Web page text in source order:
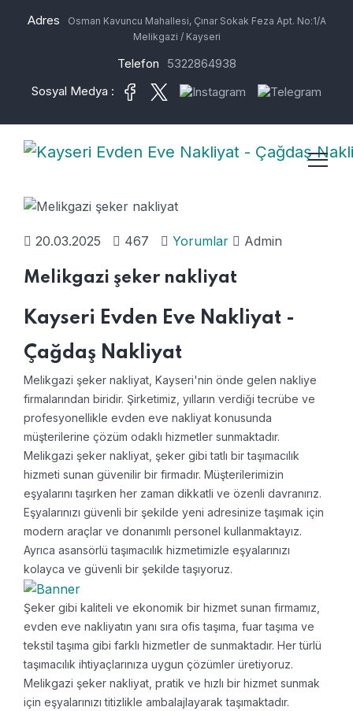
Adres
Osman Kavuncu Mahallesi, Çınar Sokak Feza Apt. No:1/A
Melikgazi / Kayseri
Telefon
5322864938
Sosyal Medya :
20.03.2025 467 Yorumlar Admin
Melikgazi şeker nakliyat
Kayseri Evden Eve Nakliyat -
Çağdaş Nakliyat
Melikgazi şeker nakliyat, Kayseri'nin önde gelen nakliye
firmalarından biridir. Şirketimiz, yılların verdiği tecrübe ve
profesyonellikle evden eve nakliyat konusunda
müşterilerine çözüm odaklı hizmetler sunmaktadır.
Melikgazi şeker nakliyat, şeker gibi tatlı bir taşımacılık
hizmeti sunan güvenilir bir firmadır. Müşterilerimizin
eşyalarını taşırken her zaman dikkatli ve özenli davranırız.
Eşyalarınızı güvenli bir şekilde yeni adresinize taşımak için
modern araçlar ve donanımlı personel kullanmaktayız.
Ayrıca asansörlü taşımacılık hizmetimizle eşyalarınızı
kolayca ve güvenli bir şekilde taşıyoruz.
Şeker gibi kaliteli ve ekonomik bir hizmet sunan firmamız,
evden eve nakliyatın yanı sıra ofis taşıma, fuar taşıma ve
tekstil taşıma gibi farklı hizmetler de sunmaktadır. Her türlü
taşımacılık ihtiyaçlarınıza uygun çözümler üretiyoruz.
Melikgazi şeker nakliyat, pratik ve hızlı bir hizmet sunmak
için eşyalarınızı titizlikle ambalajlayarak taşımaktadır.